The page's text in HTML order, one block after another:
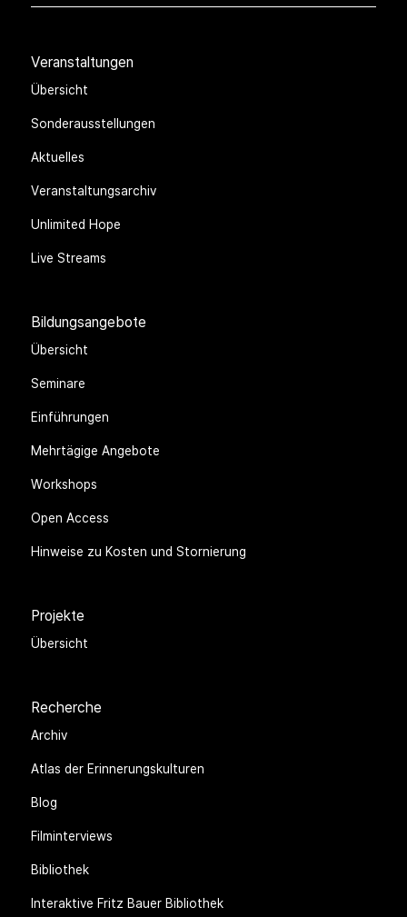
Veranstaltungen
Übersicht
Sonderausstellungen
Aktuelles
Veranstaltungsarchiv
Unlimited Hope
Live Streams
Bildungsangebote
Übersicht
Seminare
Einführungen
Mehrtägige Angebote
Workshops
Open Access
Hinweise zu Kosten und Stornierung
Projekte
Übersicht
Recherche
Archiv
Atlas der Erinnerungskulturen
Blog
Filminterviews
Bibliothek
Interaktive Fritz Bauer Bibliothek